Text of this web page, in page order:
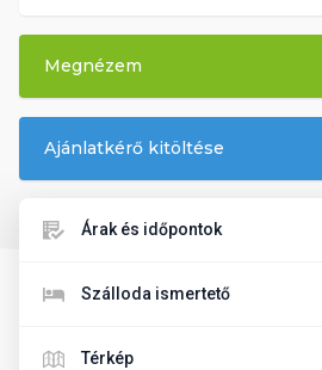
Megnézem
Ajánlatkérő kitöltése
Árak és időpontok
Szálloda ismertető
Térkép